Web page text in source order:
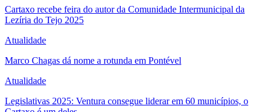
Cartaxo recebe feira do autor da Comunidade Intermunicipal da
Lezíria do Tejo 2025
Atualidade
Marco Chagas dá nome a rotunda em Pontével
Atualidade
Legislativas 2025: Ventura consegue liderar em 60 municípios, o